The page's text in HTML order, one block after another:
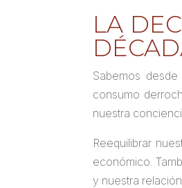
LA
Sabemos
consumo
nuestra
Reequilibrar
económico.
y nuestra